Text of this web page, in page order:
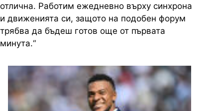
отлична. Работим ежедневно върху синхрона
и движенията си, защото на подобен форум
трябва да бъдеш готов още от първата
минута.“